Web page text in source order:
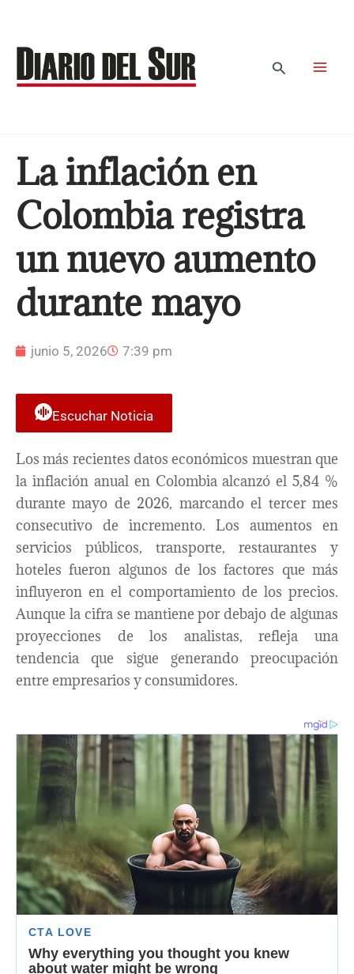
contenido
Buscar
La inflación en
Colombia registra
un nuevo aumento
durante mayo
junio 5, 2026 7:39 pm
Escuchar Noticia
Los más recientes datos económicos muestran que
la inflación anual en Colombia alcanzó el 5,84 %
durante mayo de 2026, marcando el tercer mes
consecutivo de incremento. Los aumentos en
servicios públicos, transporte, restaurantes y
hoteles fueron algunos de los factores que más
influyeron en el comportamiento de los precios.
Aunque la cifra se mantiene por debajo de algunas
proyecciones de los analistas, refleja una
tendencia que sigue generando preocupación
entre empresarios y consumidores.